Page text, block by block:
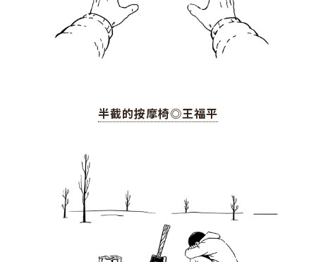
半截的按摩椅◎王福平